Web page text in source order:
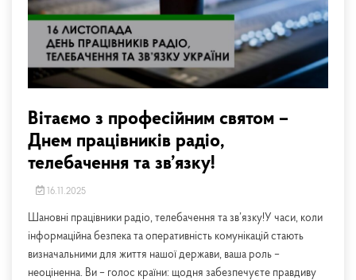
Вітаємо з професійним святом –
Днем працівників радіо,
телебачення та зв’язку!
16.11.2025
Шановні працівники радіо, телебачення та зв’язку!У часи, коли
інформаційна безпека та оперативність комунікацій стають
визначальними для життя нашої держави, ваша роль –
неоціненна. Ви – голос країни: щодня забезпечуєте правдиву